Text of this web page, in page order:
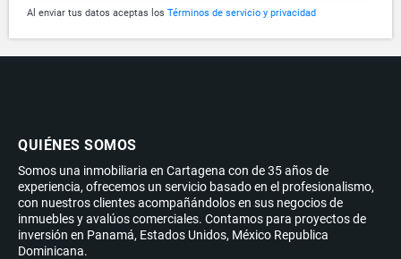
Al enviar tus datos aceptas los Términos de servicio y privacidad
QUIÉNES SOMOS
Somos una inmobiliaria en Cartagena con de 35 años de
experiencia, ofrecemos un servicio basado en el profesionalismo,
con nuestros clientes acompañándolos en sus negocios de
inmuebles y avalúos comerciales. Contamos para proyectos de
inversión en Panamá, Estados Unidos, México Republica
Dominicana.